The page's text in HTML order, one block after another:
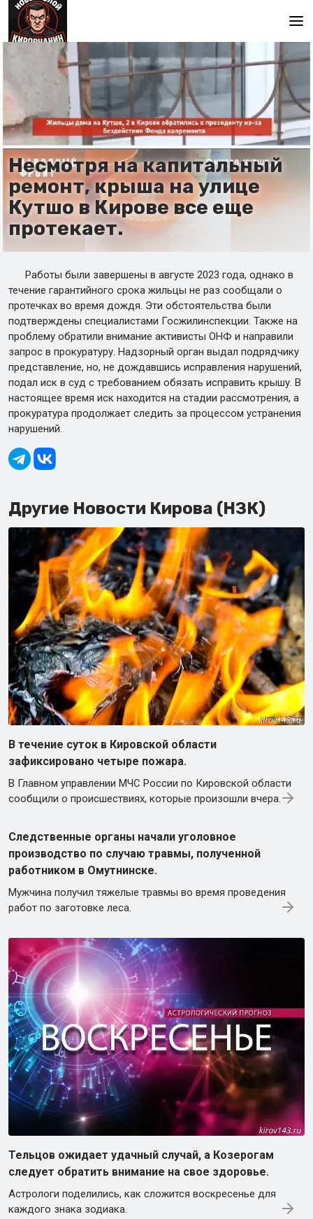
Главная
Несмотря на капитальный
ремонт, крыша на улице
Кутшо в Кирове все еще
протекает.
Работы были завершены в августе 2023 года, однако в
течение гарантийного срока жильцы не раз сообщали о
протечках во время дождя. Эти обстоятельства были
подтверждены специалистами Госжилинспекции. Также на
проблему обратили внимание активисты ОНФ и направили
запрос в прокуратуру. Надзорный орган выдал подрядчику
представление, но, не дождавшись исправления нарушений,
подал иск в суд с требованием обязать исправить крышу. В
настоящее время иск находится на стадии рассмотрения, а
прокуратура продолжает следить за процессом устранения
нарушений.
Другие Новости Кирова (НЗК)
В течение суток в Кировской области
зафиксировано четыре пожара.
В Главном управлении МЧС России по Кировской области
сообщили о происшествиях, которые произошли вчера.
Следственные органы начали уголовное
производство по случаю травмы, полученной
работником в Омутнинске.
Мужчина получил тяжелые травмы во время проведения
работ по заготовке леса.
Тельцов ожидает удачный случай, а Козерогам
следует обратить внимание на свое здоровье.
Астрологи поделились, как сложится воскресенье для
каждого знака зодиака.